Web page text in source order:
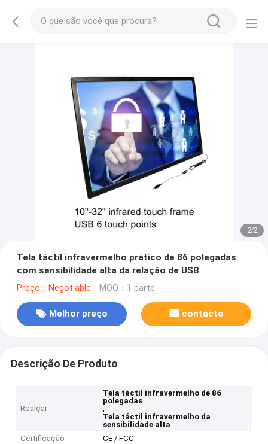
2/2
Tela táctil infravermelho prático de 86 polegadas
com sensibilidade alta da relação de USB
Preço：Negotiable MOQ：1 parte
Melhor preço contacto
Descrição De Produto
Realçar
Tela táctil infravermelho de 86
polegadas
,
Tela táctil infravermelho da
sensibilidade alta
Certificação
CE / FCC